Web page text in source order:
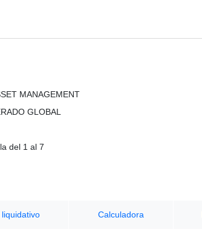
MANAGEMENT
GLOBAL
del 1 al 7
liquidativo Calculadora